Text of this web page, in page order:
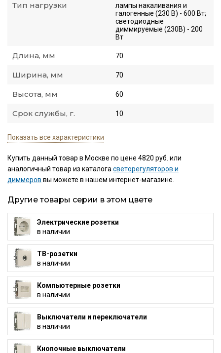
Тип нагрузки
лампы накаливания и
галогенные (230 В) - 600 Вт;
светодиодные
диммируемые (230В) - 200
Вт
Длина, мм 70
Ширина, мм 70
Высота, мм 60
Срок службы, г. 10
Показать все характеристики
Купить данный товар в Москве по цене 4820 руб. или
аналогичный товар из каталогасветорегуляторов и
диммеров вы можете в нашем интернет-магазине.
Другие товары серии в этом цвете
Электрические розетки
в наличии
ТВ-розетки
в наличии
Компьютерные розетки
в наличии
Выключатели и переключатели
в наличии
Кнопочные выключатели